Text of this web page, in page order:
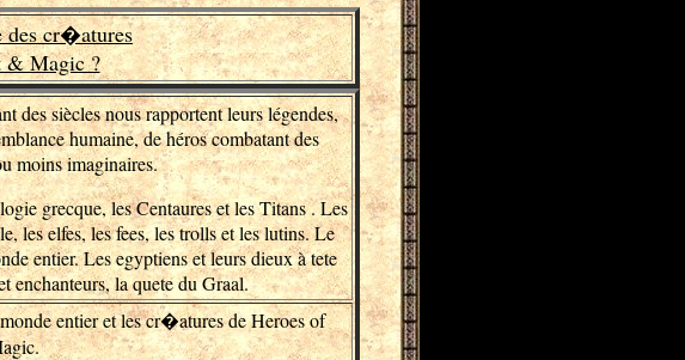
des cr�atures
& Magic ?
des siècles nous rapportent leurs légendes,
humaine, de héros combatant des
moins imaginaires.
grecque, les Centaures et les Titans . Les
les elfes, les fees, les trolls et les lutins. Le
entier. Les egyptiens et leurs dieux à tete
enchanteurs, la quete du Graal.
entier et les cr�atures de Heroes of